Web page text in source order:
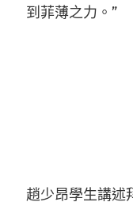
到菲薄之力。”
趙少昂學生講述